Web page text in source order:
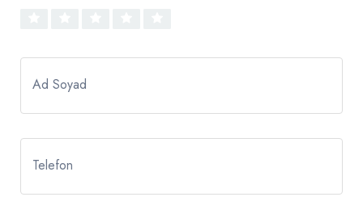
Ad Soyad
Telefon